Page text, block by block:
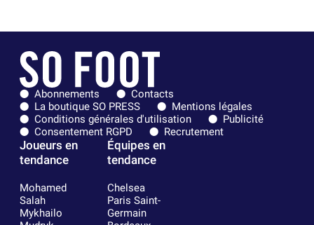
Abonnements
Contacts
La boutique SO PRESS
Mentions légales
Conditions générales d'utilisation
Publicité
Consentement RGPD
Recrutement
Joueurs en
tendance
Mohamed
Salah
Mykhailo
Équipes en
tendance
Chelsea
Paris Saint-
Germain